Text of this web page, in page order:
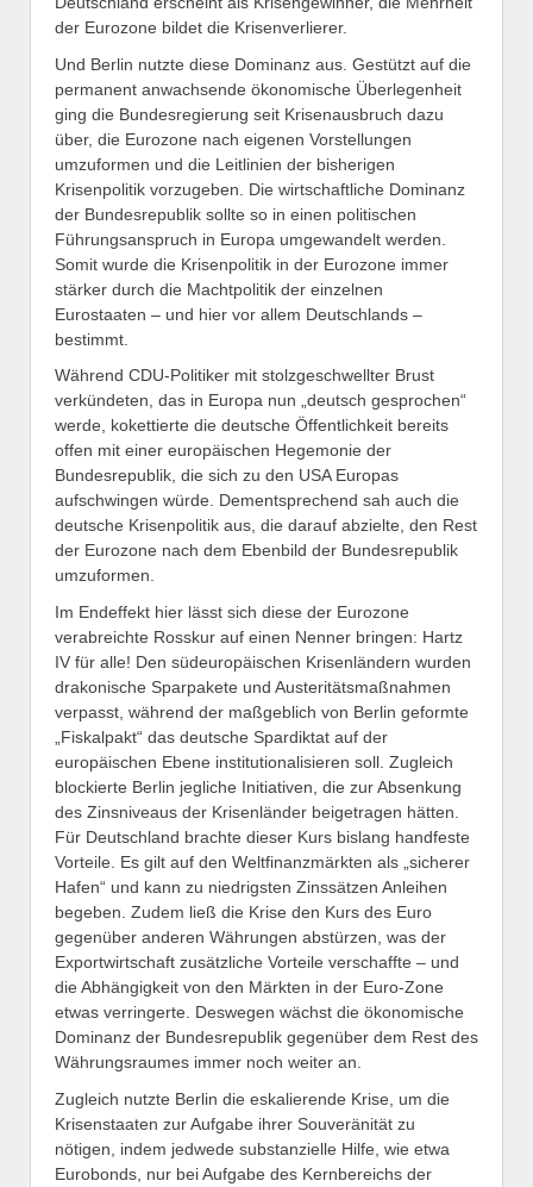
der Eurozone bildet die Krisenverlierer.
Und Berlin nutzte diese Dominanz aus. Gestützt auf die
permanent anwachsende ökonomische Überlegenheit
ging die Bundesregierung seit Krisenausbruch dazu
über, die Eurozone nach eigenen Vorstellungen
umzuformen und die Leitlinien der bisherigen
Krisenpolitik vorzugeben. Die wirtschaftliche Dominanz
der Bundesrepublik sollte so in einen politischen
Führungsanspruch in Europa umgewandelt werden.
Somit wurde die Krisenpolitik in der Eurozone immer
stärker durch die Machtpolitik der einzelnen
Eurostaaten – und hier vor allem Deutschlands –
bestimmt.
Während CDU-Politiker mit stolzgeschwellter Brust
verkündeten, das in Europa nun „deutsch gesprochen“
werde, kokettierte die deutsche Öffentlichkeit bereits
offen mit einer europäischen Hegemonie der
Bundesrepublik, die sich zu den USA Europas
aufschwingen würde. Dementsprechend sah auch die
deutsche Krisenpolitik aus, die darauf abzielte, den Rest
der Eurozone nach dem Ebenbild der Bundesrepublik
umzuformen.
Im Endeffekt hier lässt sich diese der Eurozone
verabreichte Rosskur auf einen Nenner bringen: Hartz
IV für alle! Den südeuropäischen Krisenländern wurden
drakonische Sparpakete und Austeritätsmaßnahmen
verpasst, während der maßgeblich von Berlin geformte
„Fiskalpakt“ das deutsche Spardiktat auf der
europäischen Ebene institutionalisieren soll. Zugleich
blockierte Berlin jegliche Initiativen, die zur Absenkung
des Zinsniveaus der Krisenländer beigetragen hätten.
Für Deutschland brachte dieser Kurs bislang handfeste
Vorteile. Es gilt auf den Weltfinanzmärkten als „sicherer
Hafen“ und kann zu niedrigsten Zinssätzen Anleihen
begeben. Zudem ließ die Krise den Kurs des Euro
gegenüber anderen Währungen abstürzen, was der
Exportwirtschaft zusätzliche Vorteile verschaffte – und
die Abhängigkeit von den Märkten in der Euro-Zone
etwas verringerte. Deswegen wächst die ökonomische
Dominanz der Bundesrepublik gegenüber dem Rest des
Währungsraumes immer noch weiter an.
Zugleich nutzte Berlin die eskalierende Krise, um die
Krisenstaaten zur Aufgabe ihrer Souveränität zu
nötigen, indem jedwede substanzielle Hilfe, wie etwa
Eurobonds, nur bei Aufgabe des Kernbereichs der